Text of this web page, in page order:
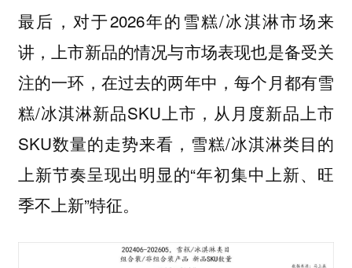
最后，对于2026年的雪糕/冰淇淋市场来
讲，上市新品的情况与市场表现也是备受关
注的一环，在过去的两年中，每个月都有雪
糕/冰淇淋新品SKU上市，从月度新品上市
SKU数量的走势来看，雪糕/冰淇淋类目的
上新节奏呈现出明显的“年初集中上新、旺
季不上新”特征。